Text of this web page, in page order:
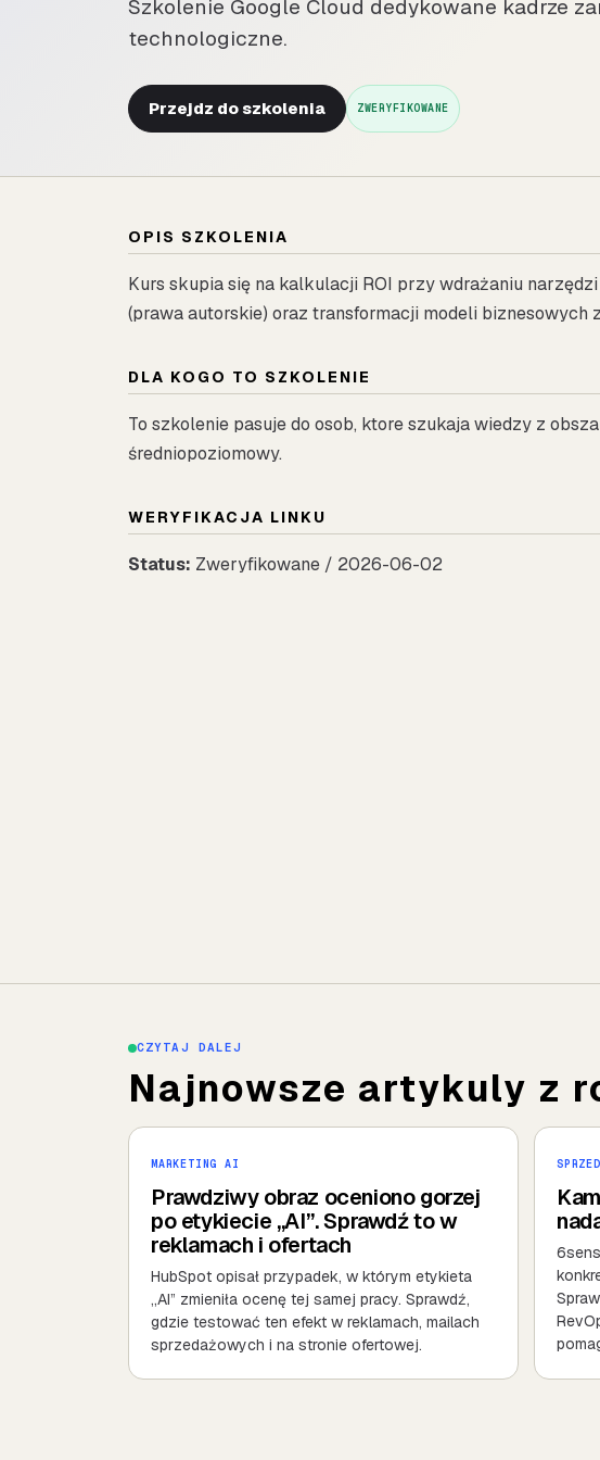
Szkolenie Google Cloud dedykowane kadrze
technologiczne.
Przejdz do szkolenia ZWERYFIKOWANE
OPIS SZKOLENIA
Kurs skupia się na kalkulacji ROI przy wdrażaniu
(prawa autorskie) oraz transformacji modeli biznesowych
DLA KOGO TO SZKOLENIE
To szkolenie pasuje do osob, ktore szukaja wiedzy z
średniopoziomowy.
WERYFIKACJA LINKU
Status: Zweryfikowane / 2026-06-02
CZYTAJ DALEJ
Najnowsze artykuly z
MARKETING AI
Prawdziwy obraz oceniono gorzej
po etykiecie „AI”. Sprawdź to w
reklamach i ofertach
HubSpot opisał przypadek, w którym etykieta
„AI” zmieniła ocenę tej samej pracy. Sprawdź,
gdzie testować ten efekt w reklamach, mailach
sprzedażowych i na stronie ofertowej.